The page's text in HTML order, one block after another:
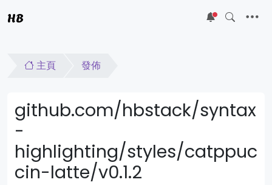
HB 5
主頁 發佈
github.com/hbstack/syntax
-
highlighting/styles/catppuc
cin-latte/v0.1.2